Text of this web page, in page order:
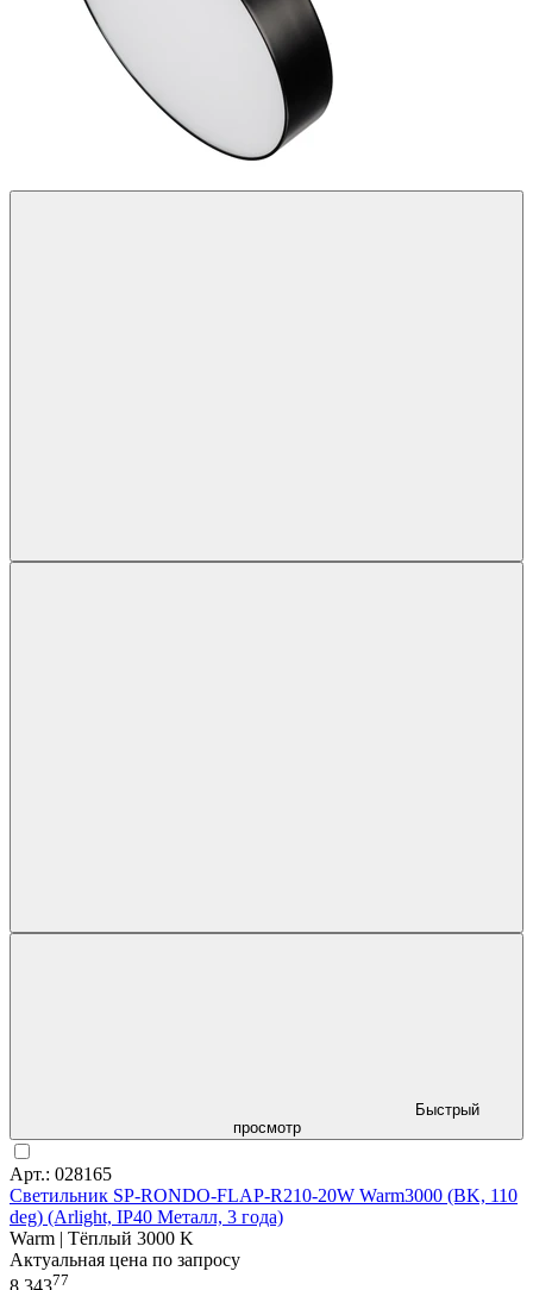
Быстрый
просмотр
Арт.: 028165
Светильник SP-RONDO-FLAP-R210-20W Warm3000 (BK, 110
deg) (Arlight, IP40 Металл, 3 года)
Warm | Тёплый 3000 K
Актуальная цена по запросу
77